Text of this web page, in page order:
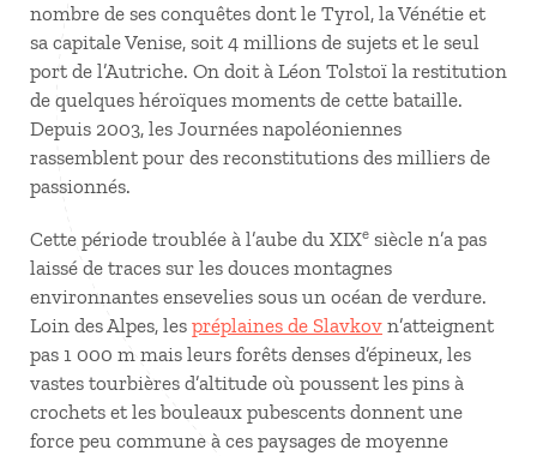
nombre de ses conquêtes dont le Tyrol, la Vénétie et
sa capitale Venise, soit 4 millions de sujets et le seul
port de l’Autriche. On doit à Léon Tolstoï la restitution
de quelques héroïques moments de cette bataille.
Depuis 2003, les Journées napoléoniennes
rassemblent pour des reconstitutions des milliers de
passionnés.
Cette période troublée à l’aube du XIXe siècle n’a pas
laissé de traces sur les douces montagnes
environnantes ensevelies sous un océan de verdure.
Loin des Alpes, les préplaines de Slavkov n’atteignent
pas 1 000 m mais leurs forêts denses d’épineux, les
vastes tourbières d’altitude où poussent les pins à
crochets et les bouleaux pubescents donnent une
force peu commune à ces paysages de moyenne